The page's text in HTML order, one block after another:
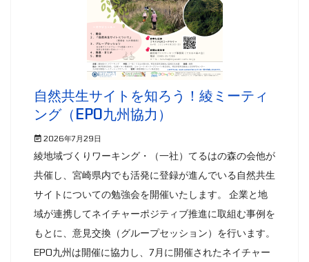
自然共生サイトを知ろう！綾ミーティ
ング（EPO九州協力）
2026年7月29日
綾地域づくりワーキング・（一社）てるはの森の会他が
共催し、宮崎県内でも活発に登録が進んでいる自然共生
サイトについての勉強会を開催いたします。 企業と地
域が連携してネイチャーポジティブ推進に取組む事例を
もとに、意見交換（グループセッション）を行います。
EPO九州は開催に協力し、7月に開催されたネイチャー